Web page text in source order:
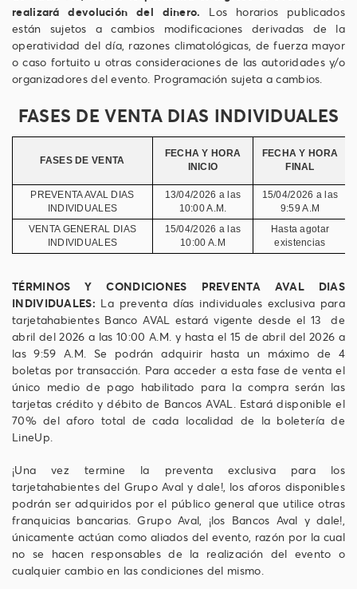
realizará devolución del dinero. Los horarios publicados
están sujetos a cambios modificaciones derivadas de la
operatividad del día, razones climatológicas, de fuerza mayor
o caso fortuito u otras consideraciones de las autoridades y/o
organizadores del evento. Programación sujeta a cambios.
FASES DE VENTA DIAS INDIVIDUALES
FASES DE VENTA
FECHA Y HORA
INICIO
FECHA Y HORA
FINAL
PREVENTA AVAL DIAS
INDIVIDUALES
13/04/2026 a las
10:00 A.M.
15/04/2026 a las
9:59 A.M
VENTA GENERAL DIAS
INDIVIDUALES
15/04/2026 a las
10:00 A.M
Hasta agotar
existencias
TÉRMINOS Y CONDICIONES PREVENTA AVAL DIAS
INDIVIDUALES: La preventa días individuales exclusiva para
tarjetahabientes Banco AVAL estará vigente desde el 13 de
abril del 2026 a las 10:00 A.M. y hasta el 15 de abril del 2026 a
las 9:59 A.M. Se podrán adquirir hasta un máximo de 4
boletas por transacción. Para acceder a esta fase de venta el
único medio de pago habilitado para la compra serán las
tarjetas crédito y débito de Bancos AVAL. Estará disponible el
70% del aforo total de cada localidad de la boletería de
LineUp.
¡Una vez termine la preventa exclusiva para los
tarjetahabientes del Grupo Aval y dale!, los aforos disponibles
podrán ser adquiridos por el público general que utilice otras
franquicias bancarias. Grupo Aval, ¡los Bancos Aval y dale!,
únicamente actúan como aliados del evento, razón por la cual
no se hacen responsables de la realización del evento o
cualquier cambio en las condiciones del mismo.